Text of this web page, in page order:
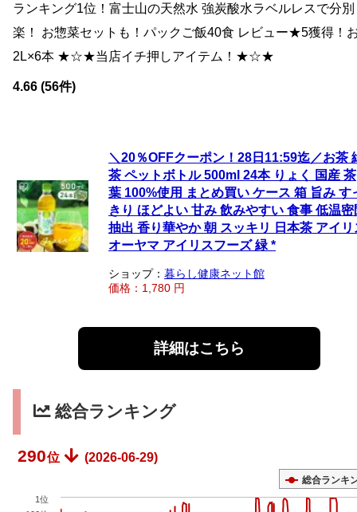
ランキング1位！富士山の天然水 強炭酸水ラベルレスで分別
楽！ お惣菜セットも！パックご飯40食 レビュー★5獲得！
2L×6本 ★☆★当店イチ押しアイテム！★☆★
4.66 (56件)
＼20％OFFクーポン！28日11:59迄／お茶
茶 ペットボトル 500ml 24本 りょく 国産 茶
葉 100%使用 まとめ買い ケース 箱 旨み す
きり ほどよい 甘み 飲みやすい 食事 低温密
抽出 香り華やか 朝 スッキリ 日本茶 アイリ
オーヤマ アイリスフーズ 緑 *
ショップ： 暮らし健康ネット館
価格：1,780 円
詳細はこちら
総合ランキング
290位 (2026-06-29)
総合ランキ
1位